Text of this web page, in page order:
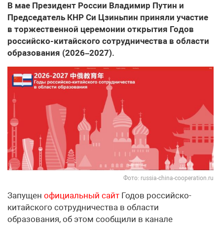
В мае Президент России Владимир Путин и
Председатель КНР Си Цзиньпин приняли участие
в торжественной церемонии открытия Годов
российско-китайского сотрудничества в области
образования (2026–2027).
Фото: russia-china-cooperation.ru
Запущен официальный сайт Годов российско-
китайского сотрудничества в области
образования, об этом сообщили в канале